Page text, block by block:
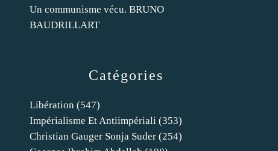
Catégories
Libération (547)
Impérialisme Et Antiimpériali (353)
Christian Gauger Sonja Suder (254)
Un communisme vécu. BRUNO
BAUDRILLART